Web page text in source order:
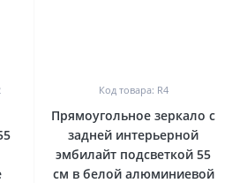
Код товара: R4
Прямоугольное зеркало с
задней интерьерной
эмбилайт подсветкой 55
см в белой алюминиевой